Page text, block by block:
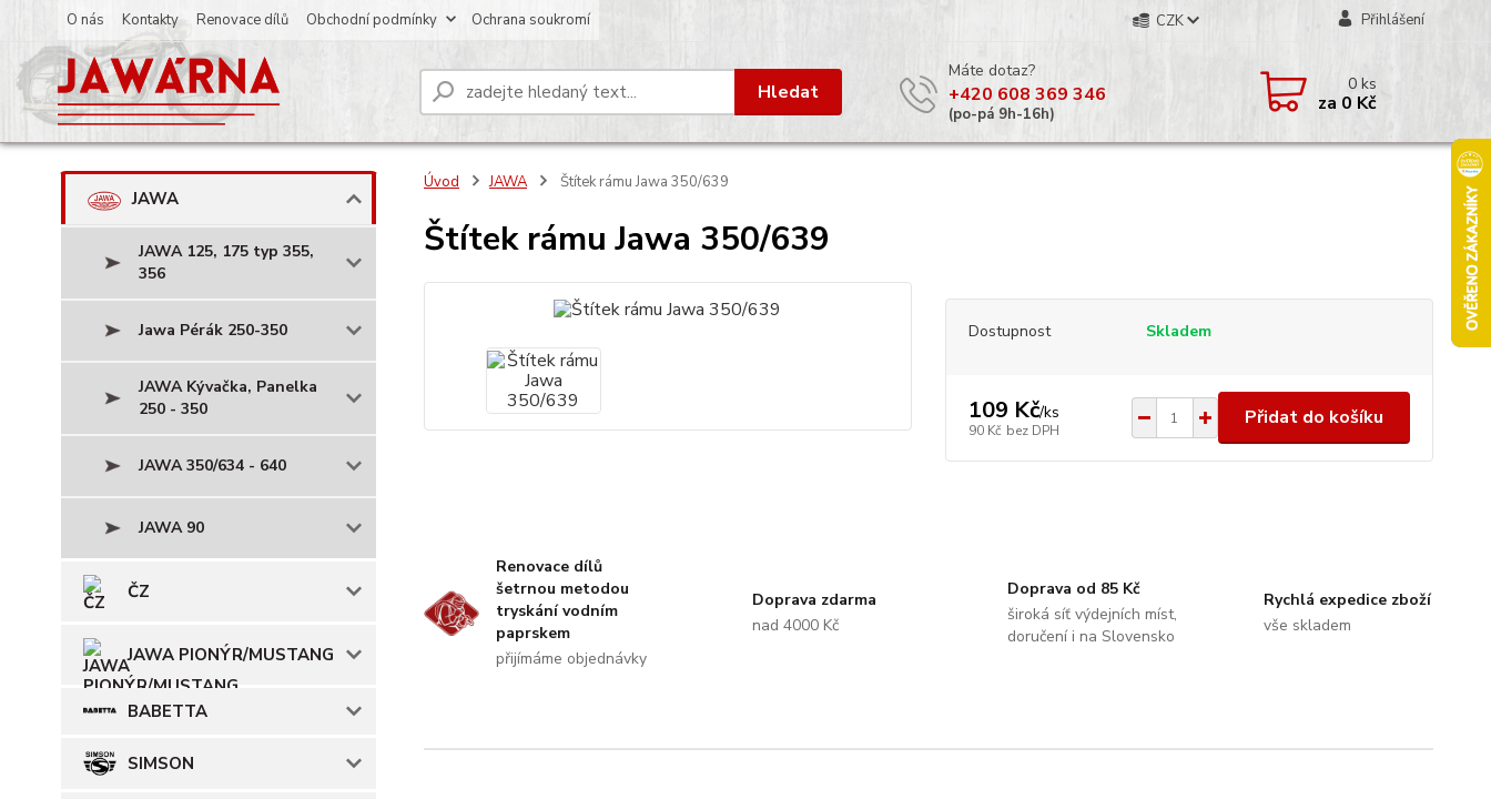
O nás Kontakty Renovace dílů Obchodní podmínky Ochrana soukromí CZK Přihlášení
Hledat
Máte dotaz?
+420 608 369 346
(po-pá 9h-16h)
0ks
za 0 Kč
JAWA
JAWA 125, 175 typ 355,
356
Jawa Pérák 250-350
JAWA Kývačka, Panelka
250 - 350
JAWA 350/634 - 640
JAWA 90
ČZ
JAWA PIONÝR/MUSTANG
BABETTA
SIMSON
Úvod JAWA Štítek rámu Jawa 350/639
Štítek rámu Jawa 350/639
Dostupnost Skladem
109 Kč/ks
90 Kč bez DPH
Přidat do košíku
Renovace dílů
šetrnou metodou
tryskání vodním
paprskem
přijímáme objednávky
Doprava zdarma
nad 4000 Kč
Doprava od 85 Kč
široká síť výdejních míst,
doručení i na Slovensko
Rychlá expedice zboží
vše skladem